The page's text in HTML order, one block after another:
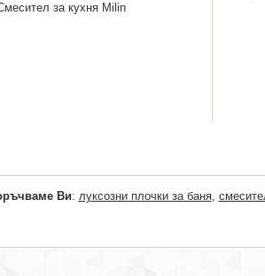
за кухня Milin
Ви: луксозни плочки за баня,